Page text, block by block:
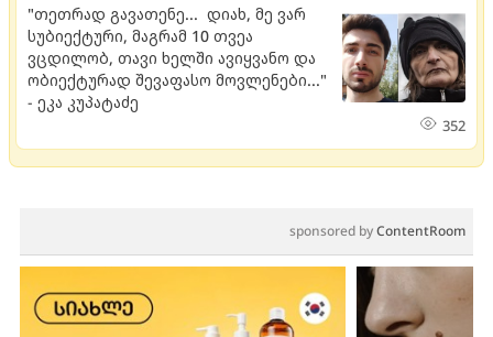
"თეთრად გავათენე... დიახ, მე ვარ
სუბიექტური, მაგრამ 10 თვეა
ვცდილობ, თავი ხელში ავიყვანო და
ობიექტურად შევაფასო მოვლენები..."
- ეკა კუპატაძე
352
sponsored byContentRoom